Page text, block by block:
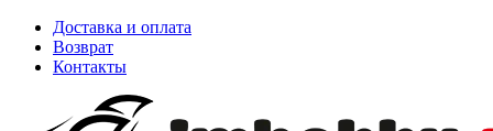
Доставка и оплата
Возврат
Контакты